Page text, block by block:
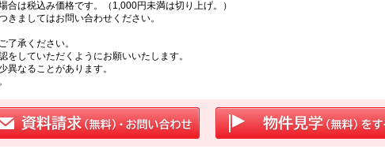
は税込み価格です。（1,000円未満は切り上げ。）
ましてはお問い合わせください。
承ください。
していただくようにお願いいたします。
なることがあります。